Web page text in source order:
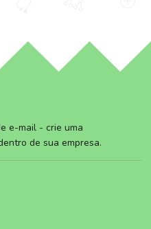
e-mail - crie uma
de sua empresa.